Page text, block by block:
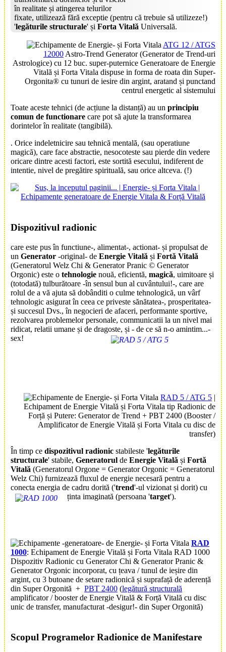
în realitate și atingerea telurilor
fixate, utilizează fără exceptie (pentru că trebuie să utilizeze!)
'legăturile structurale' și Forta Vitală Universală.
ATG 12 / ATGS
12000 Astro-Trend Generator (Generator de Trend-uri
Astrologice) cu 12 buc. super-puternice Generatoare de Energie
Vitală și Forta Vitala dispuse in forma de roata din Super-
Orgonita® cu tunuri de iesire din argint, aratand și punctand
centrul energetic al sistemului
Toate aceste tehnici (de acțiune la distanță) au un principiu
comun de functionare care pot să ajute la transformarea
dorintelor în realitate (tangibilă).
. Orice indeletnicire sau tehnică mentală, (sau operatiune
magică), care face abstractie, nesocoteste sau pierde din vedere
oricare dintre acesti factori, este sortită esecului, indiferent de
intentie, nivel de pregătire spirituală, sau orice altceva. (!)
Dispozitivul radionic
care este pus în functiune-, alimentat-, actionat- și propulsat de
un Generator -original- de Energie Vitală și Fortă Vitală
(Generatorul Welz Chi & Generator Pranic © Generator
Orgonic) este o tehnologie nouă, eficientă, magică, uimitoare și
(totodată) tulburătoare -în sensul bun al cuvântului!-, care are
rolul de a vă ajuta să dobânditi o culme tehnologică, un vârf
tehnologic asigurat în ceea ce priveste sănătatea-, prosperitatea-
și succesul Dvs., în negocieri de afaceri, performante sportive,
rezolvarea problemelor personale, communicatii la un nivel mai
ridicat, relatii umane și de dragoste, și - de ce să n-o amintim...-
sex!
RAD 5 / ATG 5 |
Echipament de Energie Vitală și Forta Vitala tip Radionic de
Forță și Putere: Generator de Trend + PBT 2400 (Booster /
Amplificator de Energie Vitală și Forta Vitala cu disc de
transfer)
În timp ce dispozitivul radionic stabileste 'legăturile
structurale' stabile, Generatorul de Energie Vitală și Fortă
Vitală (Generatorul Orgone = Generator Orgonic = Generatorul
Welz Chi) furnizează fluxul de energie necesară pentru a
conecta energia de cadru dorită ('trend'-ul vizionat și dorit) cu
ținta imaginată (persoana 'target').
RAD
1000: Echipament de Energie Vitală și Forta Vitala RAD 1000
Dispozitiv Radionic cu Generator Chi & Generator Pranic &
Generator Orgonic incorporat, cu țeava / tunul de ieșire din
argint, cu 3 butoane de setare radionică și suprafață de aderență
din Super Orgonită + PBT 2400 (legătură structurală
amplificator / booster de Energie Vitală & Forță Vitală cu disc
unic de transfer, manufacturat -desigur!- din Super Orgonită)
Scopul Programelor Radionice de Manifestare